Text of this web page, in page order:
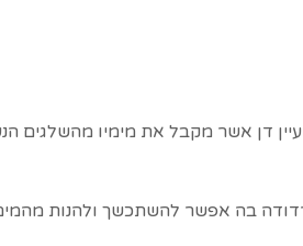
דן אשר מקבל את מימיו מהשלגים
בה אפשר להשתכשך ולהנות